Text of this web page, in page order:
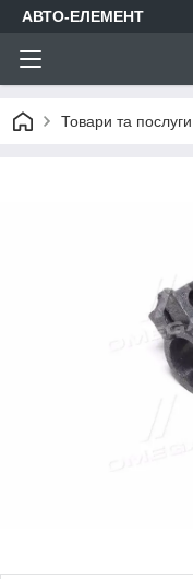
АВТО-ЕЛЕМЕНТ
Товари та послуги